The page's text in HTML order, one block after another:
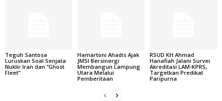
Teguh Santosa
Luruskan Soal Senjata
Nuklir Iran dan “Ghost
Fleet”
Hamartoni Ahadis Ajak
JMSI Bersinergi
Membangun Lampung
Utara Melalui
Pemberitaan
RSUD KH Ahmad
Hanafiah Jalani Survei
Akreditasi LAM-KPRS,
Targetkan Predikat
Paripurna